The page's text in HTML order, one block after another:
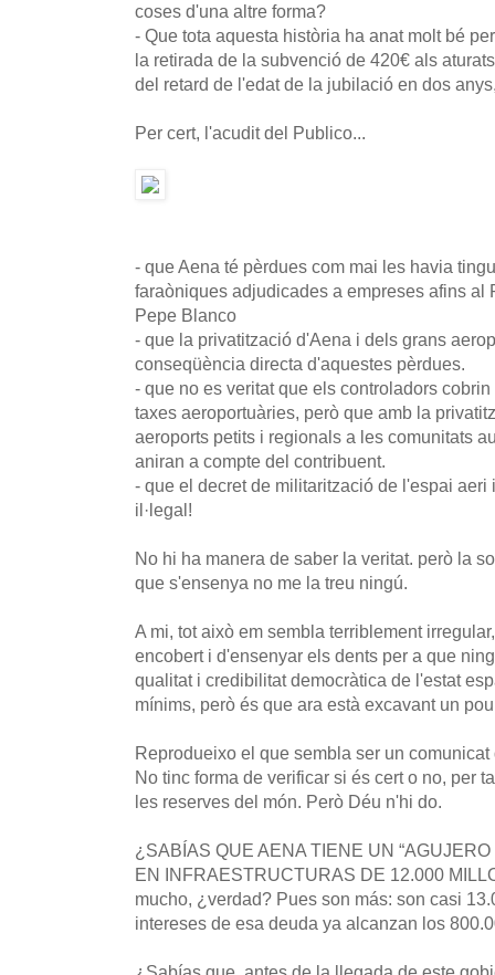
coses d'una altre forma?
- Que tota aquesta història ha anat molt bé
la retirada de la subvenció de 420€ als
del retard de l'edat de la jubilació en dos
Per cert, l'acudit del Publico...
- que Aena té pèrdues com mai les havia
faraòniques adjudicades a empreses afins al
Pepe Blanco
- que la privatització d'Aena i dels grans
conseqüència directa d'aquestes pèrdues.
- que no es veritat que els controladors
taxes aeroportuàries, però que amb la
aeroports petits i regionals a les comunitats
aniran a compte del contribuent.
- que el decret de militarització de l'espai
il·legal!
No hi ha manera de saber la veritat. però la
que s'ensenya no me la treu ningú.
A mi, tot això em sembla terriblement
encobert i d'ensenyar els dents per a que
qualitat i credibilitat democràtica de l'estat
mínims, però és que ara està excavant un
Reprodueixo el que sembla ser un
No tinc forma de verificar si és cert o no, per
les reserves del món. Però Déu n'hi do.
¿SABÍAS QUE AENA TIENE UN
EN INFRAESTRUCTURAS DE 12.000
mucho, ¿verdad? Pues son más: son casi
intereses de esa deuda ya alcanzan los